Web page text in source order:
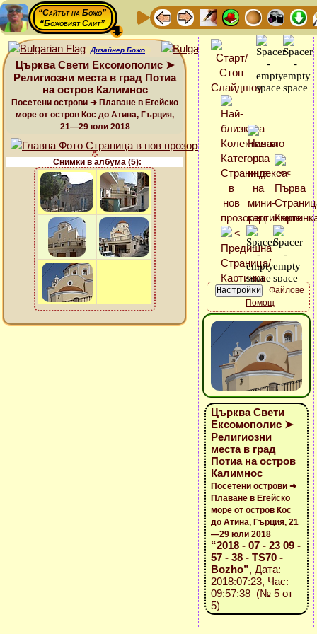
“Сайтът на Божо”
“Божовият Сайт”
Дизайнер Божо
Църква Свети Ексомополис ➤
Религиозни места в град Потиа
на остров Калимнос
Посетени острови ➜ Плаване в Егейско
море от остров Кос до Атина, Гърция,
21—29 юли 2018
Снимки в албума (5):
Файлове
Помощ
Църква Свети
Ексомополис ➤
Религиозни
места в град
Потиа на остров
Калимнос
Посетени острови ➜
Плаване в Егейско
море от остров Кос
до Атина, Гърция, 21
—29 юли 2018
“2018 - 07 - 23 09 -
57 - 38 - TS70 -
Bozho”, Дата:
2018:07:23, Час:
09:57:38 (№ 5 от
5)